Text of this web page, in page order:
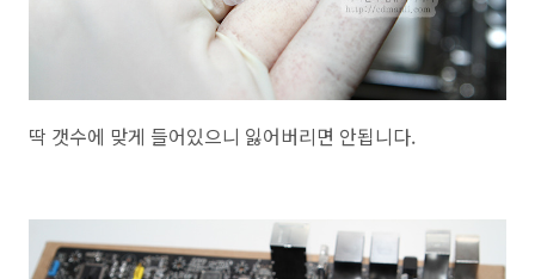
딱 갯수에 맞게 들어있으니 잃어버리면 안됩니다.